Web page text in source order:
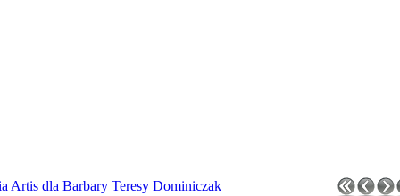
Artis dla Barbary Teresy Dominiczak